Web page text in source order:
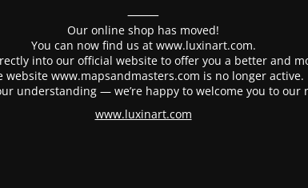
⸻
Our online shop has moved!
You can now find us at www.luxinart.com.
into our official website to offer you a better and
website www.mapsandmasters.com is no longer active.
understanding — we’re happy to welcome you to our
www.luxinart.com